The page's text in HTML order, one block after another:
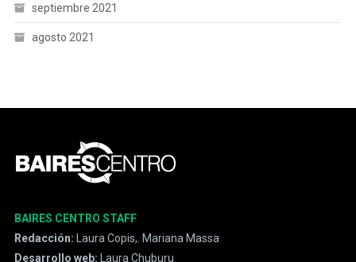
septiembre 2021
agosto 2021
BAIRES CENTRO STAFF
Redacción: Laura Copis,, Mariana Massa
Desarrollo web:Laura Chuburu